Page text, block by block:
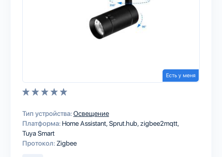
Есть у меня
Тип устройства:Освещение
Платформа: Home AssistantSprut.hubzigbee2mqtt
Tuya Smart
Протокол: Zigbee